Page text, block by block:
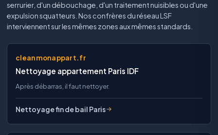
serrurier, d'un débouchage, d'un traitement nuisibles ou d'une
expulsion squatteurs. Nos confrères du réseau LSF
interviennent sur les mêmes zones aux mêmes standards.
cleanmonappart.fr
Nettoyage appartement Paris IDF
Après débarras, il faut nettoyer.
Nettoyage fin de bail Paris